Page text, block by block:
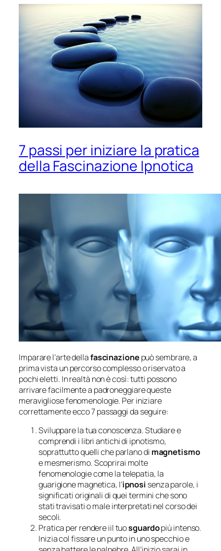
7 passi per iniziare la pratica
della Fascinazione Ipnotica
Imparare l’arte dellafascinazione può sembrare, a
prima vista un percorso complesso o riservato a
pochi eletti. In realtà non è così: tutti possono
arrivare facilmente a padroneggiare queste
meravigliose fenomenologie. Per iniziare
correttamente ecco 7 passaggi da seguire:
Sviluppare la tua conoscenza. Studiare e
comprendi i libri antichi di ipnotismo,
soprattutto quelli che parlano di magnetismo
e mesmerismo. Scoprirai molte
fenomenologie come la telepatia, la
guarigione magnetica, l’ipnosi senza parole, i
significati originali di quei termini che sono
stati travisati o male interpretati nel corso dei
secoli.
Pratica per rendere iil tuosguardopiù intenso.
Inizia col fissare un punto in uno specchio e